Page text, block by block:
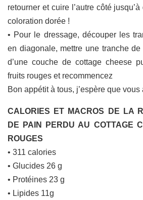
retourner et cuire l’autre côté
coloration dorée !
• Pour le dressage, découper les
en diagonale, mettre une tranche
d’une couche de cottage cheese
fruits rouges et recommencez
Bon appétit à tous, j’espère que
CALORIES ET MACROS DE LA
DE PAIN PERDU AU COTTAGE
ROUGES
• 311 calories
• Glucides 26 g
• Protéines 23 g
• Lipides 11g